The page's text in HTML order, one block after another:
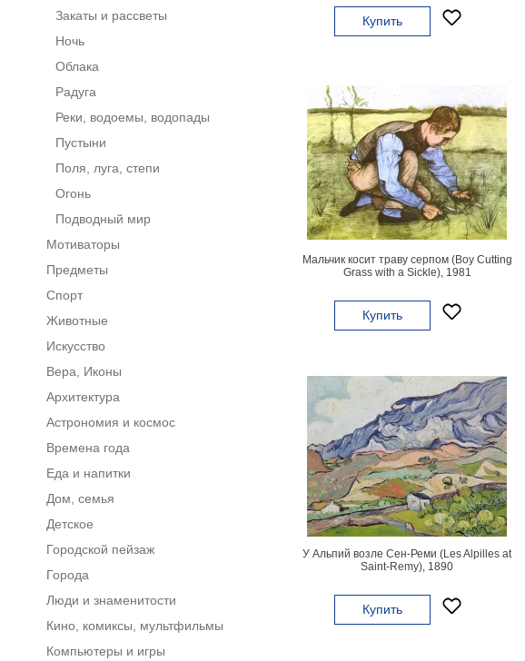
Купить
Мальчик косит траву серпом (Boy Cutting
Grass with a Sickle), 1981
Купить
У Альпий возле Сен-Реми (Les Alpilles at
Saint-Remy), 1890
Купить
Закаты и рассветы
Ночь
Облака
Радуга
Реки, водоемы, водопады
Пустыни
Поля, луга, степи
Огонь
Подводный мир
Мотиваторы
Предметы
Спорт
Животные
Искусство
Вера, Иконы
Архитектура
Астрономия и космос
Времена года
Еда и напитки
Дом, семья
Детское
Городской пейзаж
Города
Люди и знаменитости
Кино, комиксы, мультфильмы
Компьютеры и игры